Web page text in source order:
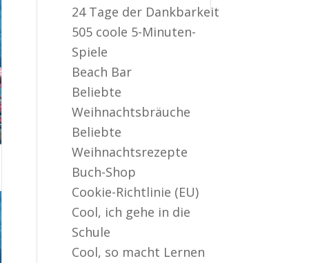
24 Tage der Dankbarkeit
505 coole 5-Minuten-
Spiele
Beach Bar
Beliebte
Weihnachtsbräuche
Beliebte
Weihnachtsrezepte
Buch-Shop
Cookie-Richtlinie (EU)
Cool, ich gehe in die
Schule
Cool, so macht Lernen